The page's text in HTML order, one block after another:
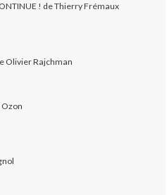
! de Thierry Frémaux
Olivier Rajchman
Ozon